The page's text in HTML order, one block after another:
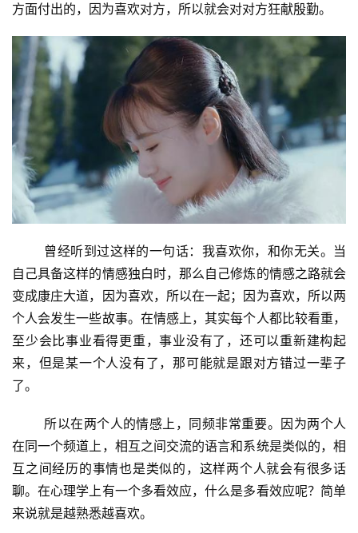
方面付出的，因为喜欢对方，所以就会对对方狂献殷勤。
自己具备这样的情感独白时，那么自己修炼的情感之路就会
变成康庄大道，因为喜欢，所以在一起；因为喜欢，所以两
个人会发生一些故事。在情感上，其实每个人都比较看重，
至少会比事业看得更重，事业没有了，还可以重新建构起
来，但是某一个人没有了，那可能就是跟对方错过一辈子
了。
在同一个频道上，相互之间交流的语言和系统是类似的，相
互之间经历的事情也是类似的，这样两个人就会有很多话
聊。在心理学上有一个多看效应，什么是多看效应呢？简单
来说就是越熟悉越喜欢。